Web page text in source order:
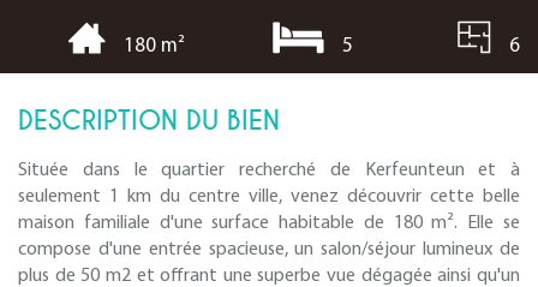
180 m² 5 6
DESCRIPTION DU BIEN
Située dans le quartier recherché de Kerfeunteun et à
seulement 1 km du centre ville, venez découvrir cette belle
maison familiale d'une surface habitable de 180 m². Elle se
compose d'une entrée spacieuse, un salon/séjour lumineux de
plus de 50 m2 et offrant une superbe vue dégagée ainsi qu'un